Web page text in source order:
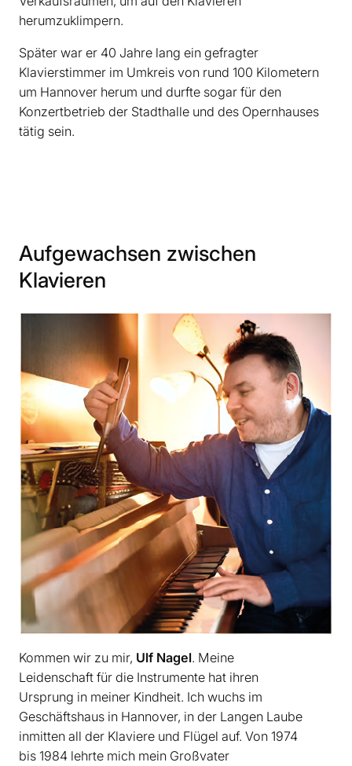
herumzuklimpern.­
Später war er 40 Jahre lang ein gefragter
Klavierstimmer im Umkreis von rund 100 Kilometern
um Hannover herum und durfte sogar für den
Konzertbetrieb der Stadthalle und des Opernhauses
tätig sein.
Aufgewachsen zwischen
Klavieren
Kommen wir zu mir, Ulf Nagel. Meine
Leidenschaft für die Instrumente hat ihren
Ursprung in meiner Kindheit. Ich wuchs im
Geschäftshaus in Hannover, in der Langen Laube
inmitten all der Klaviere und Flügel auf. Von 1974
bis 1984 lehrte mich mein Großvater